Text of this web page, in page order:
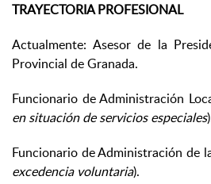
TRAYECTORIA PROFESIONAL
Actualmente: Asesor de la
Provincial de Granada.
Funcionario de Administración
en situación de servicios especiales
Funcionario de Administración de
excedencia voluntaria).